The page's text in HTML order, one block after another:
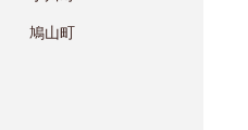
鳩山町